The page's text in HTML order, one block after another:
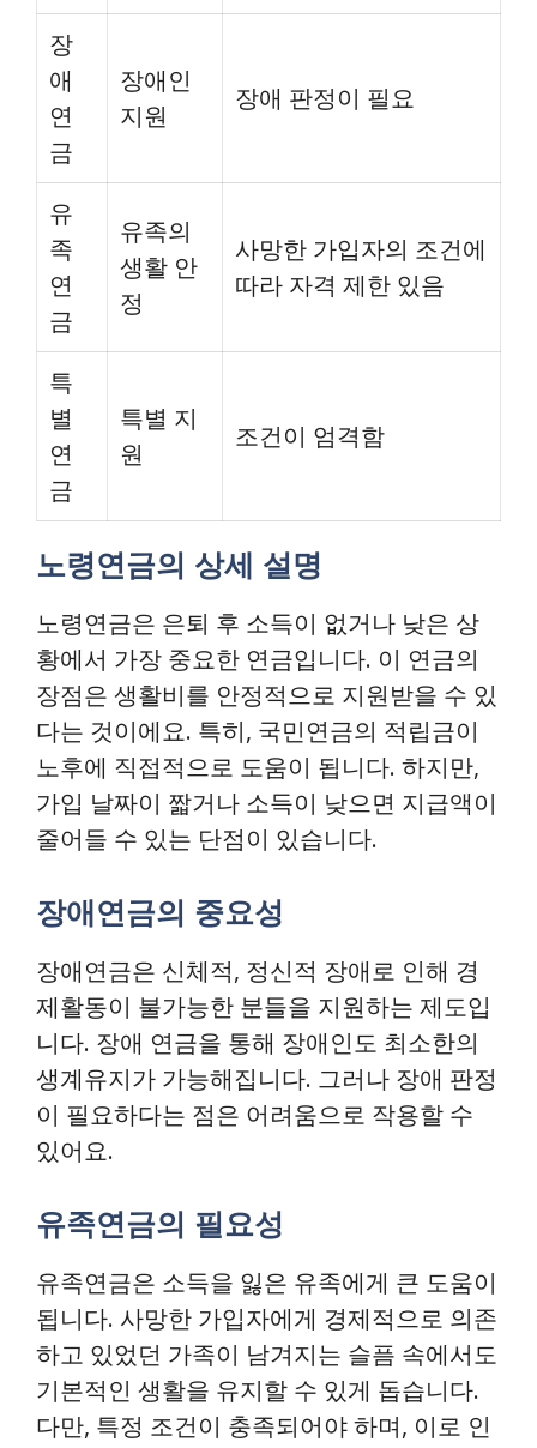
장
애
연
금
장애인
지원
장애 판정이 필요
유
족
연
금
유족의
생활 안
정
사망한 가입자의 조건에
따라 자격 제한 있음
특
별
연
금
특별 지
원
조건이 엄격함
노령연금의 상세 설명
노령연금은 은퇴 후 소득이 없거나 낮은 상
황에서 가장 중요한 연금입니다. 이 연금의
장점은 생활비를 안정적으로 지원받을 수 있
다는 것이에요. 특히, 국민연금의 적립금이
노후에 직접적으로 도움이 됩니다. 하지만,
가입 날짜이 짧거나 소득이 낮으면 지급액이
줄어들 수 있는 단점이 있습니다.
장애연금의 중요성
장애연금은 신체적, 정신적 장애로 인해 경
제활동이 불가능한 분들을 지원하는 제도입
니다. 장애 연금을 통해 장애인도 최소한의
생계유지가 가능해집니다. 그러나 장애 판정
이 필요하다는 점은 어려움으로 작용할 수
있어요.
유족연금의 필요성
유족연금은 소득을 잃은 유족에게 큰 도움이
됩니다. 사망한 가입자에게 경제적으로 의존
하고 있었던 가족이 남겨지는 슬픔 속에서도
기본적인 생활을 유지할 수 있게 돕습니다.
다만, 특정 조건이 충족되어야 하며, 이로 인